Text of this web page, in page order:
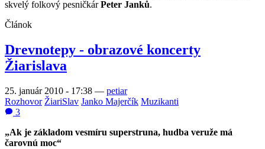
skvelý folkový pesničkárPeter Janků.
Článok
Drevnotepy - obrazové koncerty
Žiarislava
25. január 2010 - 17:38 — petiar
Rozhovor ŽiariSlav Janko Majerčík Muzikanti
3
„Ak je základom vesmíru superstruna, hudba veruže má
čarovnú moc“